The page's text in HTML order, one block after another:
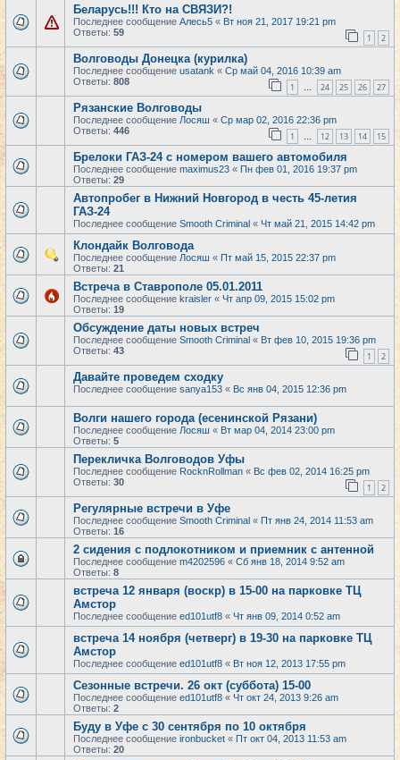
Беларусь!!! Кто на СВЯЗИ?!
Последнее сообщение Алесь5 « Вт ноя 21, 2017 19:21 pm
Ответы: 59 1 2
Волговоды Донецка (курилка)
Последнее сообщение usatank « Ср май 04, 2016 10:39 am
Ответы: 808 1 … 24 25 26 27
Рязанские Волговоды
Последнее сообщение Лосяш « Ср мар 02, 2016 22:36 pm
Ответы: 446 1 … 12 13 14 15
Брелоки ГАЗ-24 с номером вашего автомобиля
Последнее сообщение maximus23 « Пн фев 01, 2016 19:37 pm
Ответы: 29
Автопробег в Нижний Новгород в честь 45-летия
ГАЗ-24
Последнее сообщение Smooth Criminal « Чт май 21, 2015 14:42 pm
Клондайк Волговода
Последнее сообщение Лосяш « Пт май 15, 2015 22:37 pm
Ответы: 21
Встреча в Ставрополе 05.01.2011
Последнее сообщение kraisler « Чт апр 09, 2015 15:02 pm
Ответы: 19
Обсуждение даты новых встреч
Последнее сообщение Smooth Criminal « Вт фев 10, 2015 19:36 pm
Ответы: 43 1 2
Давайте проведем сходку
Последнее сообщение sanya153 « Вс янв 04, 2015 12:36 pm
Волги нашего города (есенинской Рязани)
Последнее сообщение Лосяш « Вт мар 04, 2014 23:00 pm
Ответы: 5
Перекличка Волговодов Уфы
Последнее сообщение RocknRollman « Вс фев 02, 2014 16:25 pm
Ответы: 30 1 2
Регулярные встречи в Уфе
Последнее сообщение Smooth Criminal « Пт янв 24, 2014 11:53 am
Ответы: 16
2 сидения с подлокотником и приемник с антенной
Последнее сообщение m4202596 « Сб янв 18, 2014 9:52 am
Ответы: 8
встреча 12 января (воскр) в 15-00 на парковке ТЦ
Амстор
Последнее сообщение ed101utf8 « Чт янв 09, 2014 0:52 am
встреча 14 ноября (четверг) в 19-30 на парковке ТЦ
Амстор
Последнее сообщение ed101utf8 « Вт ноя 12, 2013 17:55 pm
Сезонные встречи. 26 окт (суббота) 15-00
Последнее сообщение ed101utf8 « Чт окт 24, 2013 9:26 am
Ответы: 2
Буду в Уфе с 30 сентября по 10 октября
Последнее сообщение ironbucket « Пт окт 04, 2013 11:53 am
Ответы: 20